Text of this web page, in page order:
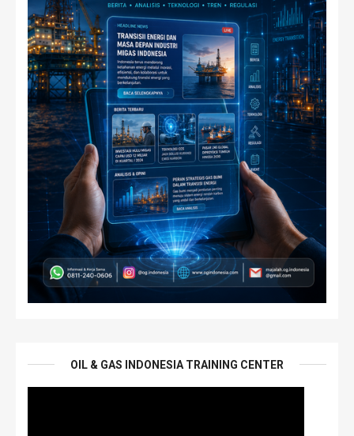
OIL & GAS INDONESIA TRAINING CENTER